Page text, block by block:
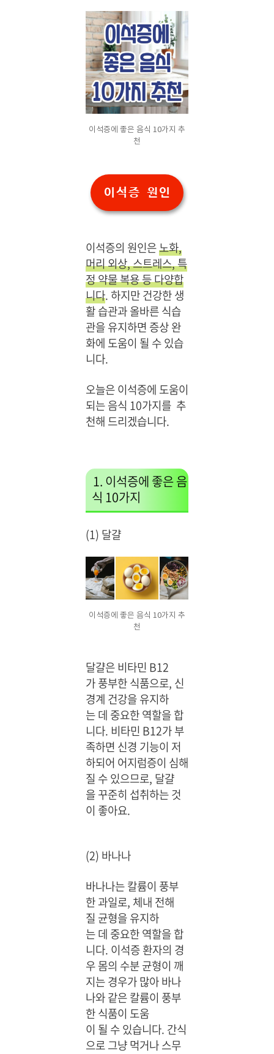
원
요
한
만
큼
만
부
담
없
이
이석증에 좋은 음식 10가지 추
천
이석증 원인
이석증의 원인은노화,
머리 외상, 스트레스, 특
정 약물 복용 등 다양합
니다. 하지만 건강한 생
활 습관과 올바른 식습
관을 유지하면 증상 완
화에 도움이 될 수 있습
니다.
오늘은 이석증에 도움이
되는 음식 10가지를 추
천해 드리겠습니다.
1. 이석증에 좋은 음
식 10가지
(1) 달걀
이석증에 좋은 음식 10가지 추
천
달걀은 비타민 B12
가 풍부한 식품으로, 신
경계 건강을 유지하
는 데 중요한 역할을 합
니다. 비타민 B12가 부
족하면 신경 기능이 저
하되어 어지럼증이 심해
질 수 있으므로, 달걀
을 꾸준히 섭취하는 것
이 좋아요.
(2) 바나나
바나나는 칼륨이 풍부
한 과일로, 체내 전해
질 균형을 유지하
는 데 중요한 역할을 합
니다. 이석증 환자의 경
우 몸의 수분 균형이 깨
지는 경우가 많아 바나
나와 같은 칼륨이 풍부
한 식품이 도움
이 될 수 있습니다. 간식
으로 그냥 먹거나 스무